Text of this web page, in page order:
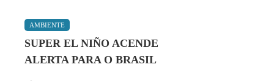
AMBIENTE
SUPER EL NIÑO ACENDE
ALERTA PARA O BRASIL